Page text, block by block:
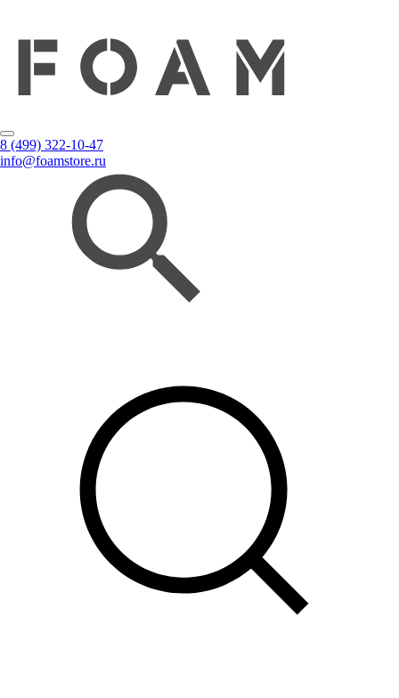
8 (499) 322-10-47
info@foamstore.ru